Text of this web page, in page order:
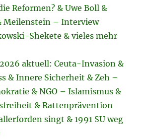
Reformen? & Uwe Boll &
Meilenstein – Interview
Shekete & vieles mehr
aktuell: Ceuta-Invasion &
& Innere Sicherheit & Zeh –
& NGO – Islamismus &
& Rattenprävention
singt & 1991 SU weg